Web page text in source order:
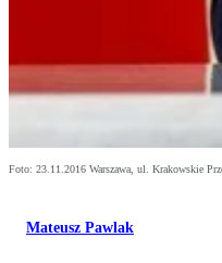
Foto: 23.11.2016 Warszawa, ul. Krakowskie
Mateusz Pawlak